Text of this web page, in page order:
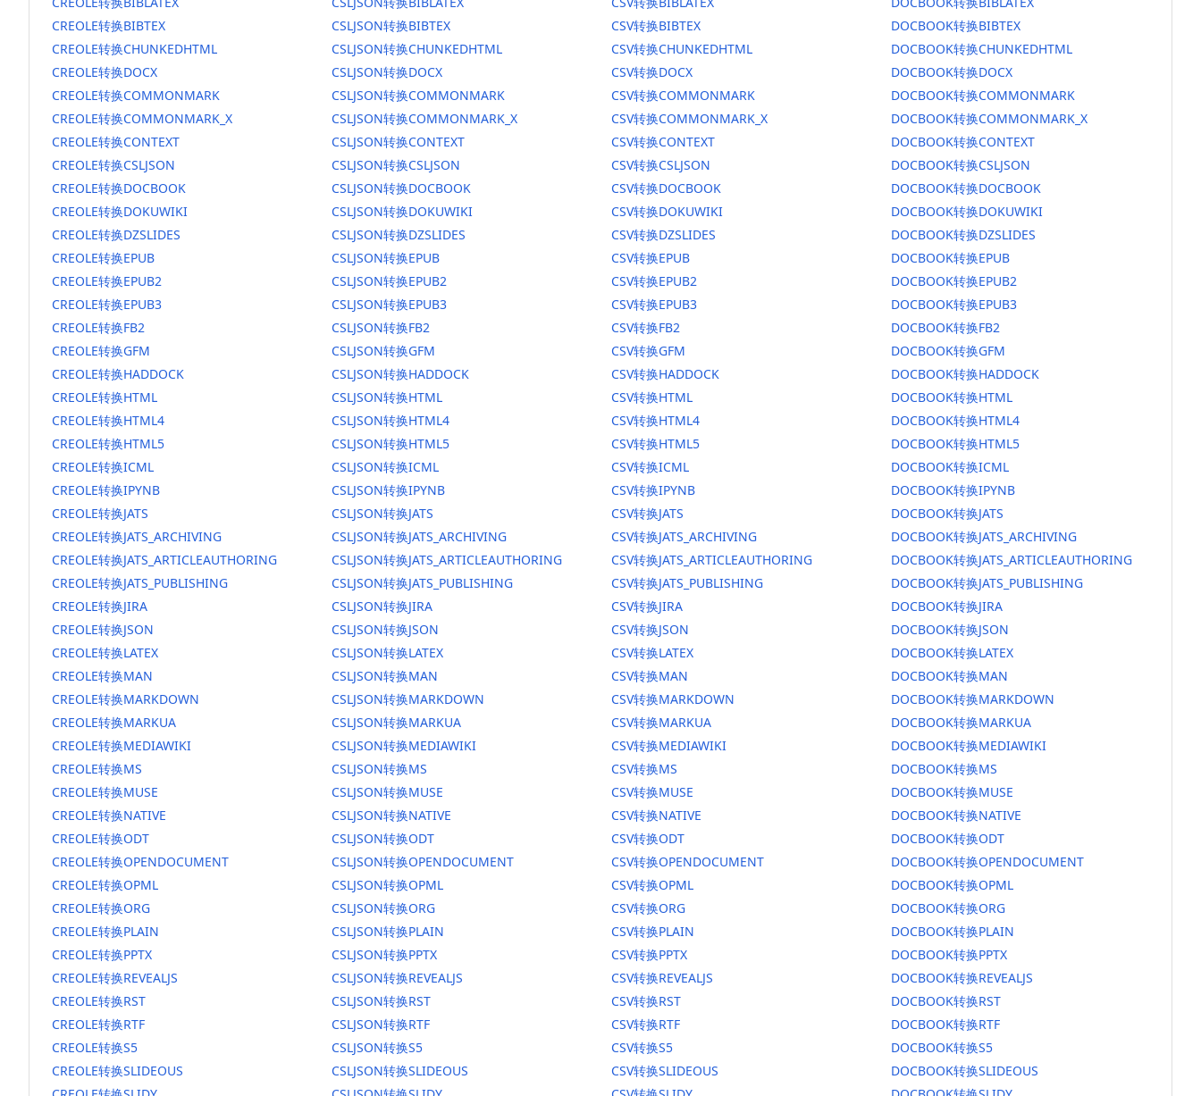
CREOLE转换BIBTEX
CREOLE转换CHUNKEDHTML
CREOLE转换DOCX
CREOLE转换COMMONMARK
CREOLE转换COMMONMARK_X
CREOLE转换CONTEXT
CREOLE转换CSLJSON
CREOLE转换DOCBOOK
CREOLE转换DOKUWIKI
CREOLE转换DZSLIDES
CREOLE转换EPUB
CREOLE转换EPUB2
CREOLE转换EPUB3
CREOLE转换FB2
CREOLE转换GFM
CREOLE转换HADDOCK
CREOLE转换HTML
CREOLE转换HTML4
CREOLE转换HTML5
CREOLE转换ICML
CREOLE转换IPYNB
CREOLE转换JATS
CREOLE转换JATS_ARCHIVING
CREOLE转换JATS_ARTICLEAUTHORING
CREOLE转换JATS_PUBLISHING
CREOLE转换JIRA
CREOLE转换JSON
CREOLE转换LATEX
CREOLE转换MAN
CREOLE转换MARKDOWN
CREOLE转换MARKUA
CREOLE转换MEDIAWIKI
CREOLE转换MS
CREOLE转换MUSE
CREOLE转换NATIVE
CREOLE转换ODT
CREOLE转换OPENDOCUMENT
CREOLE转换OPML
CREOLE转换ORG
CREOLE转换PLAIN
CREOLE转换PPTX
CREOLE转换REVEALJS
CREOLE转换RST
CREOLE转换RTF
CREOLE转换S5
CREOLE转换SLIDEOUS
CSLJSON转换BIBTEX
CSLJSON转换CHUNKEDHTML
CSLJSON转换DOCX
CSLJSON转换COMMONMARK
CSLJSON转换COMMONMARK_X
CSLJSON转换CONTEXT
CSLJSON转换CSLJSON
CSLJSON转换DOCBOOK
CSLJSON转换DOKUWIKI
CSLJSON转换DZSLIDES
CSLJSON转换EPUB
CSLJSON转换EPUB2
CSLJSON转换EPUB3
CSLJSON转换FB2
CSLJSON转换GFM
CSLJSON转换HADDOCK
CSLJSON转换HTML
CSLJSON转换HTML4
CSLJSON转换HTML5
CSLJSON转换ICML
CSLJSON转换IPYNB
CSLJSON转换JATS
CSLJSON转换JATS_ARCHIVING
CSLJSON转换JATS_ARTICLEAUTHORING
CSLJSON转换JATS_PUBLISHING
CSLJSON转换JIRA
CSLJSON转换JSON
CSLJSON转换LATEX
CSLJSON转换MAN
CSLJSON转换MARKDOWN
CSLJSON转换MARKUA
CSLJSON转换MEDIAWIKI
CSLJSON转换MS
CSLJSON转换MUSE
CSLJSON转换NATIVE
CSLJSON转换ODT
CSLJSON转换OPENDOCUMENT
CSLJSON转换OPML
CSLJSON转换ORG
CSLJSON转换PLAIN
CSLJSON转换PPTX
CSLJSON转换REVEALJS
CSLJSON转换RST
CSLJSON转换RTF
CSLJSON转换S5
CSLJSON转换SLIDEOUS
CSV转换BIBTEX
CSV转换CHUNKEDHTML
CSV转换DOCX
CSV转换COMMONMARK
CSV转换COMMONMARK_X
CSV转换CONTEXT
CSV转换CSLJSON
CSV转换DOCBOOK
CSV转换DOKUWIKI
CSV转换DZSLIDES
CSV转换EPUB
CSV转换EPUB2
CSV转换EPUB3
CSV转换FB2
CSV转换GFM
CSV转换HADDOCK
CSV转换HTML
CSV转换HTML4
CSV转换HTML5
CSV转换ICML
CSV转换IPYNB
CSV转换JATS
CSV转换JATS_ARCHIVING
CSV转换JATS_ARTICLEAUTHORING
CSV转换JATS_PUBLISHING
CSV转换JIRA
CSV转换JSON
CSV转换LATEX
CSV转换MAN
CSV转换MARKDOWN
CSV转换MARKUA
CSV转换MEDIAWIKI
CSV转换MS
CSV转换MUSE
CSV转换NATIVE
CSV转换ODT
CSV转换OPENDOCUMENT
CSV转换OPML
CSV转换ORG
CSV转换PLAIN
CSV转换PPTX
CSV转换REVEALJS
CSV转换RST
CSV转换RTF
CSV转换S5
CSV转换SLIDEOUS
DOCBOOK转换BIBTEX
DOCBOOK转换CHUNKEDHTML
DOCBOOK转换DOCX
DOCBOOK转换COMMONMARK
DOCBOOK转换COMMONMARK_X
DOCBOOK转换CONTEXT
DOCBOOK转换CSLJSON
DOCBOOK转换DOCBOOK
DOCBOOK转换DOKUWIKI
DOCBOOK转换DZSLIDES
DOCBOOK转换EPUB
DOCBOOK转换EPUB2
DOCBOOK转换EPUB3
DOCBOOK转换FB2
DOCBOOK转换GFM
DOCBOOK转换HADDOCK
DOCBOOK转换HTML
DOCBOOK转换HTML4
DOCBOOK转换HTML5
DOCBOOK转换ICML
DOCBOOK转换IPYNB
DOCBOOK转换JATS
DOCBOOK转换JATS_ARCHIVING
DOCBOOK转换JATS_ARTICLEAUTHORING
DOCBOOK转换JATS_PUBLISHING
DOCBOOK转换JIRA
DOCBOOK转换JSON
DOCBOOK转换LATEX
DOCBOOK转换MAN
DOCBOOK转换MARKDOWN
DOCBOOK转换MARKUA
DOCBOOK转换MEDIAWIKI
DOCBOOK转换MS
DOCBOOK转换MUSE
DOCBOOK转换NATIVE
DOCBOOK转换ODT
DOCBOOK转换OPENDOCUMENT
DOCBOOK转换OPML
DOCBOOK转换ORG
DOCBOOK转换PLAIN
DOCBOOK转换PPTX
DOCBOOK转换REVEALJS
DOCBOOK转换RST
DOCBOOK转换RTF
DOCBOOK转换S5
DOCBOOK转换SLIDEOUS